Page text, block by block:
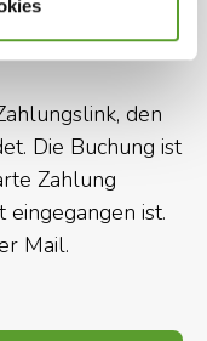
und nur 7 Km.
den
Die Buchung ist
Zahlung
ist.
Mail.